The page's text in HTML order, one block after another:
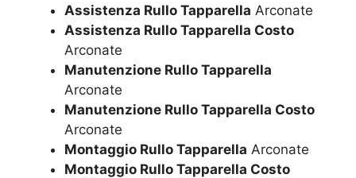
Assistenza Rullo Tapparella Arconate
Assistenza Rullo Tapparella Costo
Arconate
Manutenzione Rullo Tapparella
Arconate
Manutenzione Rullo Tapparella Costo
Arconate
Montaggio Rullo Tapparella Arconate
Montaggio Rullo Tapparella Costo